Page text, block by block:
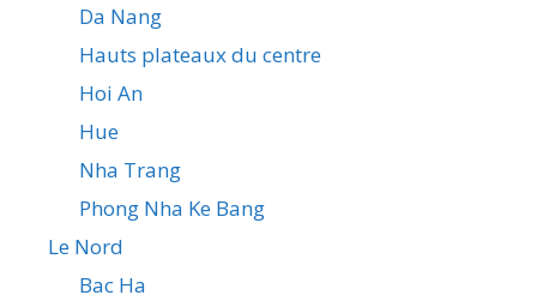
Da Nang
Hauts plateaux du centre
Hoi An
Hue
Nha Trang
Phong Nha Ke Bang
Le Nord
Bac Ha